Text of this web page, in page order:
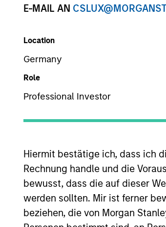
E-MAIL AN
Location
Germany
Role
Professional Investor
Hiermit bestätige ich, dass ich
Rechnung handle und die
bewusst, dass die auf dieser
werden sollten. Mir ist ferner
beziehen, die von Morgan
Overview
Overview
TheInternational Equity
developed markets